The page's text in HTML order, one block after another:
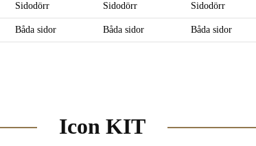
Sidodörr Sidodörr Sidodörr
Båda sidor Båda sidor Båda sidor
Icon KIT